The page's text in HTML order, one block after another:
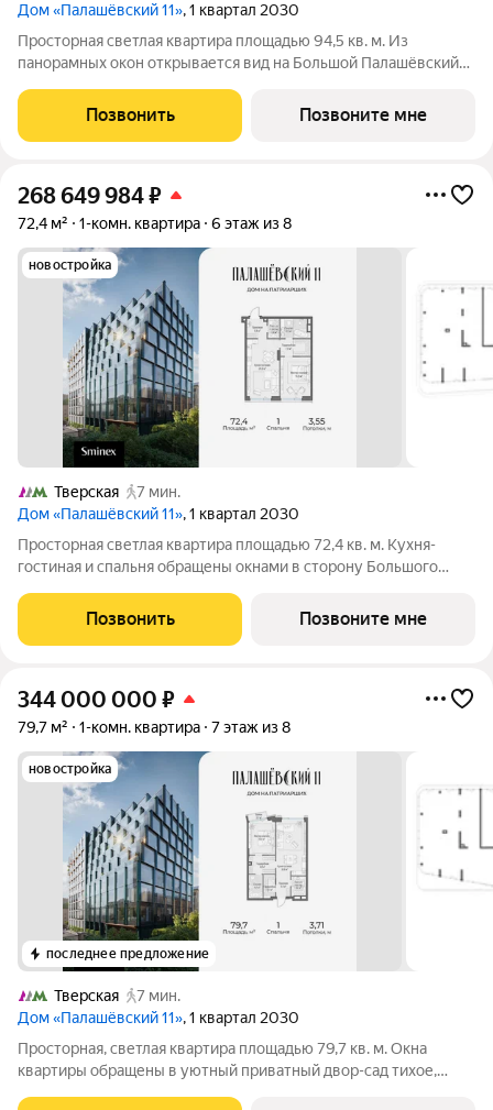
Дом «Палашёвский 11», 1 квартал 2030
Просторная светлая квартира площадью 94,5 кв. м. Из
панорамных окон открывается вид на Большой Палашёвский
Мастер-спальня с собственной гардеробной и ванной
комнатой делает квартиру особенно
Позвонить Позвоните мне
268 649 984₽
72,4 м² 1-комн. квартира 6 этаж из 8
новостройка
Тверская
7 мин.
Дом «Палашёвский 11», 1 квартал 2030
Просторная светлая квартира площадью 72,4 кв. м. Кухня-
гостиная и спальня обращены окнами в сторону Большого
пространство воздухом. Продуманная планировка позволяет
разместить одну спальную комнату с
Позвонить Позвоните мне
344 000 000 ₽
79,7 м² 1-комн. квартира 7 этаж из 8
новостройка
последнее предложение
Тверская
7 мин.
Дом «Палашёвский 11», 1 квартал 2030
Просторная, светлая квартира площадью 79,7 кв. м. Окна
квартиры обращены в уютный приватный двор-сад тихое,